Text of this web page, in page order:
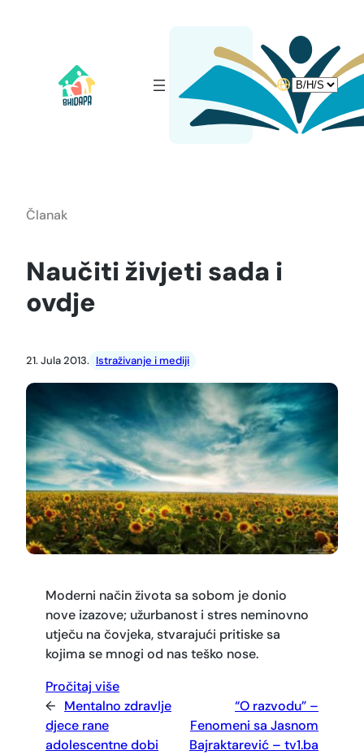
Choose
a
language
Članak
Naučiti živjeti sada i
ovdje
21. Jula 2013. Istraživanje i mediji
Moderni način života sa sobom je donio
nove izazove; užurbanost i stres neminovno
utječu na čovjeka, stvarajući pritiske sa
kojima se mnogi od nas teško nose.
Pročitaj više
← Mentalno zdravlje
djece rane
adolescentne dobi
“O razvodu” –
Fenomeni sa Jasnom
Bajraktarević – tv1.ba